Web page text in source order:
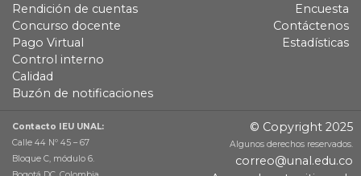
Rendición de cuentas
Concurso docente
Pago Virtual
Control interno
Calidad
Buzón de notificaciones
Encuesta
Contáctenos
Estadísticas
Contacto IEU UNAL:
Calle 44 Nº 45 – 67
Bloque C, módulo 6.
© Copyright 2025
Algunos derechos reservados.
correo@unal.edu.co